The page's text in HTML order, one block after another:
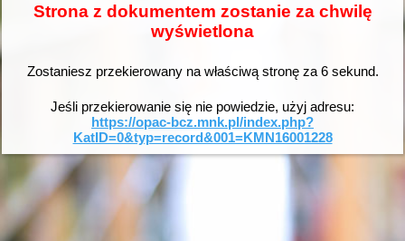
Strona z dokumentem zostanie za chwilę
wyświetlona
Zostaniesz przekierowany na właściwą stronę za 6sekund.
Jeśli przekierowanie się nie powiedzie, użyj adresu:
https://opac-bcz.mnk.pl/index.php?
KatID=0&typ=record&001=KMN16001228